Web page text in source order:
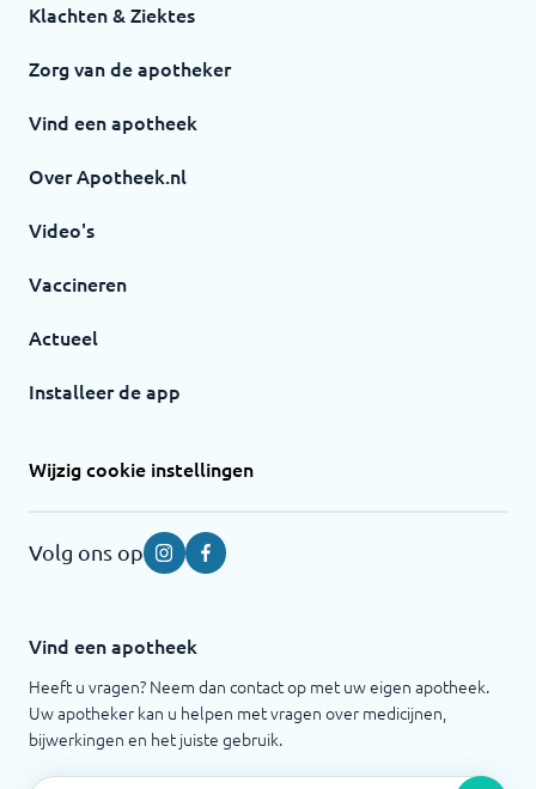
Klachten & Ziektes
Zorg van de apotheker
Vind een apotheek
Over Apotheek.nl
Video's
Vaccineren
Actueel
Installeer de app
Wijzig cookie instellingen
Volg ons op InstagramFacebook
Vind een apotheek
Heeft u vragen? Neem dan contact op met uw eigen apotheek.
Uw apotheker kan u helpen met vragen over medicijnen,
bijwerkingen en het juiste gebruik.